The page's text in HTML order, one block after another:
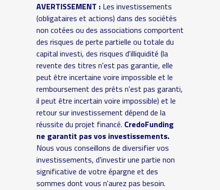
AVERTISSEMENT :Les investissements
(obligataires et actions) dans des sociétés
non cotées ou des associations comportent
des risques de perte partielle ou totale du
capital investi, des risques d'illiquidité (la
revente des titres n'est pas garantie, elle
peut être incertaine voire impossible et le
remboursement des prêts n'est pas garanti,
il peut être incertain voire impossible) et le
retour sur investissement dépend de la
réussite du projet financé. CredoFunding
ne garantit pas vos investissements.
Nous vous conseillons de diversifier vos
investissements, d'investir une partie non
significative de votre épargne et des
sommes dont vous n'aurez pas besoin.